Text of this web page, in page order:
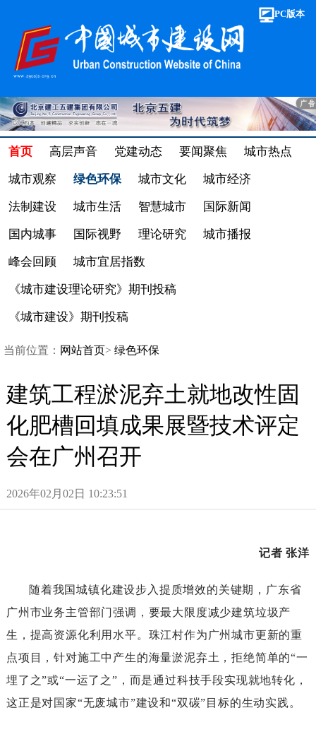
PC版本
首页 高层声音 党建动态 要闻聚焦 城市热点
城市观察 绿色环保 城市文化 城市经济
法制建设 城市生活 智慧城市 国际新闻
国内城事 国际视野 理论研究 城市播报
峰会回顾 城市宜居指数
《城市建设理论研究》期刊投稿
《城市建设》期刊投稿
当前位置： 网站首页> 绿色环保
建筑工程淤泥弃土就地改性固
化肥槽回填成果展暨技术评定
会在广州召开
2026年02月02日10:23:51
记者张洋
随着我国城镇化建设步入提质增效的关键期，广东省
广州市业务主管部门强调，要最大限度减少建筑垃圾产
生，提高资源化利用水平。珠江村作为广州城市更新的重
点项目，针对施工中产生的海量淤泥弃土，拒绝简单的“一
埋了之”或“一运了之”，而是通过科技手段实现就地转化，
这正是对国家“无废城市”建设和“双碳”目标的生动实践。